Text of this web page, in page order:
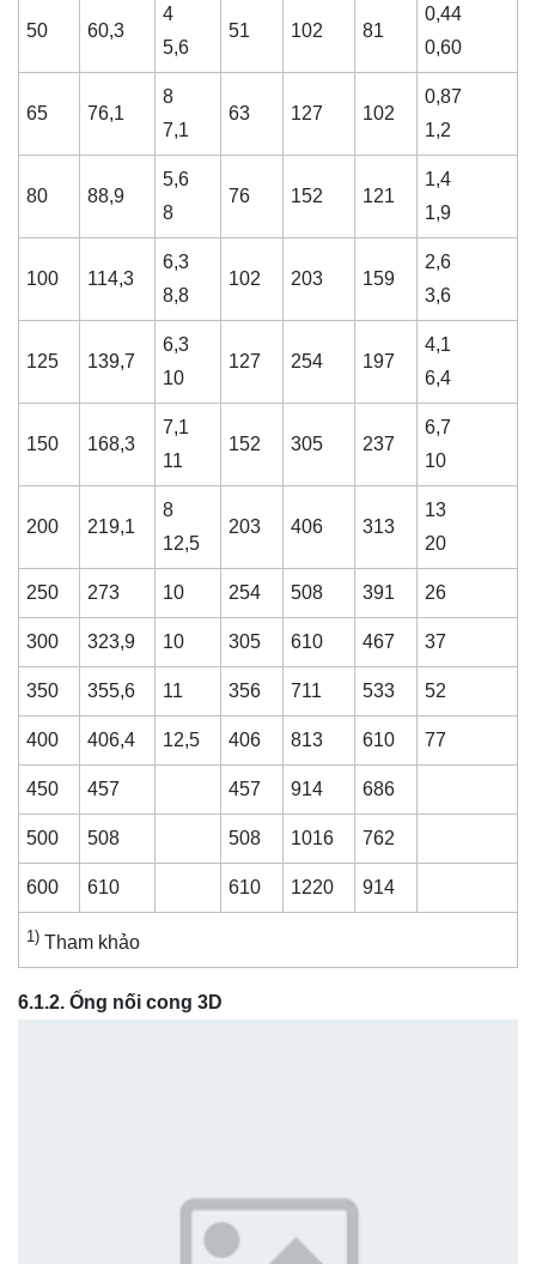
50 60,3
4
5,6
51 102 81
0,44
0,60
65 76,1
8
7,1
63 127 102
0,87
1,2
80 88,9
5,6
8
76 152 121
1,4
1,9
100 114,3
6,3
8,8
102 203 159
2,6
3,6
125 139,7
6,3
10
127 254 197
4,1
6,4
150 168,3
7,1
11
152 305 237
6,7
10
200 219,1
8
12,5
203 406 313
13
20
250 273 10 254 508 391 26
300 323,9 10 305 610 467 37
350 355,6 11 356 711 533 52
400 406,4 12,5 406 813 610 77
450 457 457 914 686
500 508 508 1016 762
600 610 610 1220 914
1) Tham khảo
6.1.2. Ống nối cong 3D